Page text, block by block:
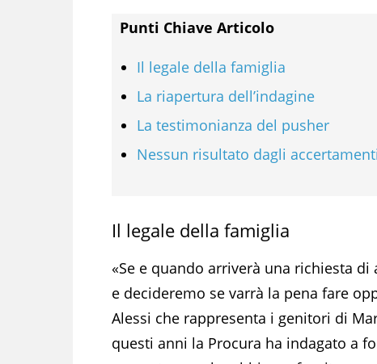
Punti Chiave Articolo
Il legale della famiglia
La riapertura dell’indagine
La testimonianza del pusher
Nessun risultato dagli accertamenti
Il legale della famiglia
«Se e quando arriverà una richiesta
e decideremo se varrà la pena fare
Alessi che rappresenta i genitori di
questi anni la Procura ha indagato a